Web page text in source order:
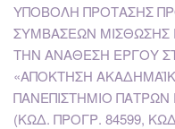
ΥΠΟΒΟΛΗ ΠΡΟΤΑΣΗΣ
ΣΥΜΒΑΣΕΩΝ ΜΙΣΘΩΣΗΣ
ΤΗΝ ΑΝΑΘΕΣΗ ΕΡΓΟΥ
«ΑΠΟΚΤΗΣΗ
ΠΑΝΕΠΙΣΤΗΜΙΟ ΠΑΤΡΩΝ
(ΚΩΔ. ΠΡΟΓΡ. 84599,